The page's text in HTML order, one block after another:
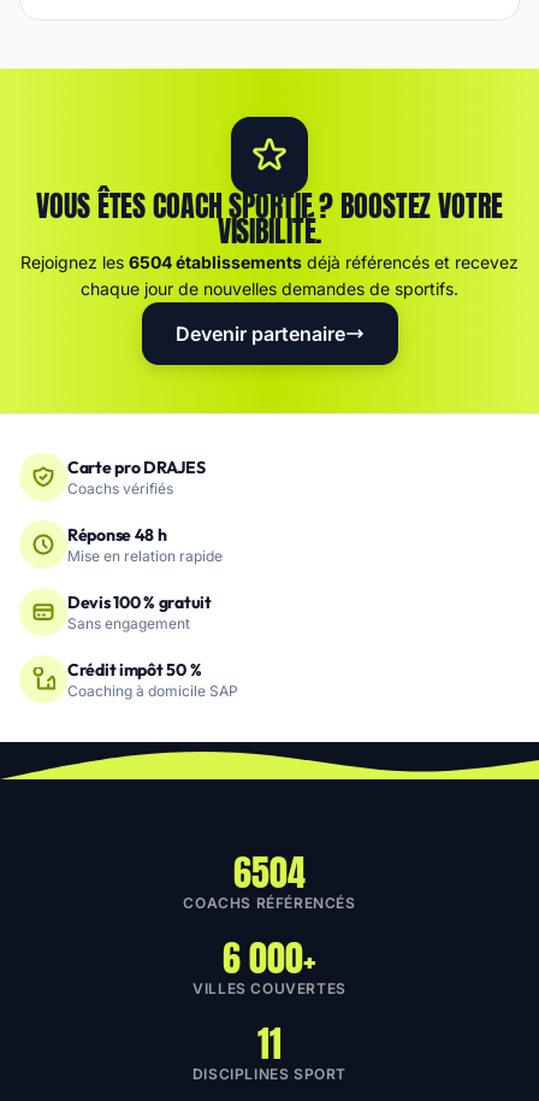
VOUS ÊTES COACH SPORTIF ? BOOSTEZ VOTRE
VISIBILITÉ.
Rejoignez les 6504 établissements déjà référencés et recevez
chaque jour de nouvelles demandes de sportifs.
Devenir partenaire
Carte pro DRAJES
Coachs vérifiés
Réponse 48 h
Mise en relation rapide
Devis 100 % gratuit
Sans engagement
Crédit impôt 50 %
Coaching à domicile SAP
6504
COACHS RÉFÉRENCÉS
6 000+
VILLES COUVERTES
11
DISCIPLINES SPORT